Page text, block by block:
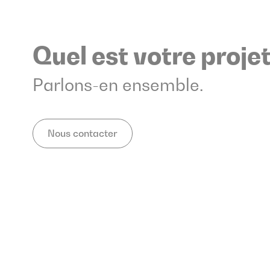
Quel est votre
Parlons-en ensemble.
Nous contacter